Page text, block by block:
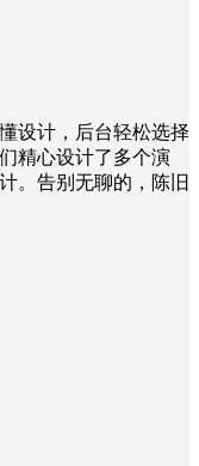
设计，后台轻松选择
精心设计了多个演
。告别无聊的，陈旧